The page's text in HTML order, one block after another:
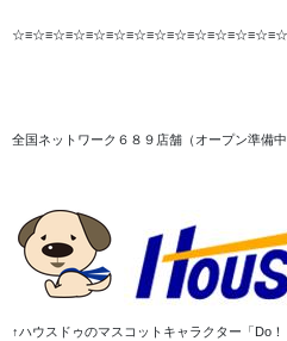
全国ネットワーク６８９店舗（オープン準備
↑ハウスドゥのマスコットキャラクター「Do